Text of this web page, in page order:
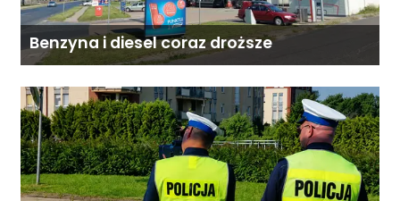
Benzyna i diesel coraz droższe